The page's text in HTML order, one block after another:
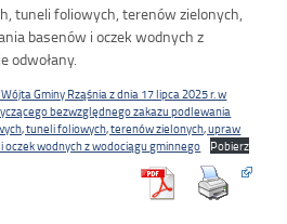
tuneli foliowych, terenów zielonych,
basenów i oczek wodnych z
odwołany.
Gminy Rząśnia z dnia 17 lipca 2025 r. w
bezwzględnego zakazu podlewania
tuneli foliowych, terenów zielonych, upraw
oczek wodnych z wodociągu gminnego
Pobierz